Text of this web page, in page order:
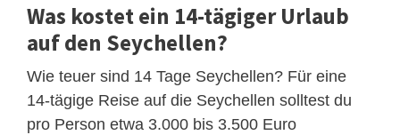
Was kostet ein 14-tägiger Urlaub
auf den Seychellen?
Wie teuer sind 14 Tage Seychellen? Für eine
14-tägige Reise auf die Seychellen solltest du
pro Person etwa 3.000 bis 3.500 Euro